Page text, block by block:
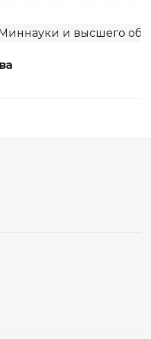
и высшего